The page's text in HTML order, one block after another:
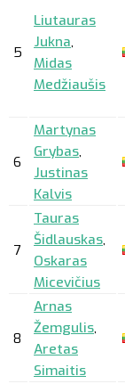
5
Liutauras
Jukna,
Midas
Medžiaušis
6
Martynas
Grybas,
Justinas
Kalvis
7
Tauras
Šidlauskas,
Oskaras
Micevičius
8
Arnas
Žemgulis,
Aretas
Simaitis